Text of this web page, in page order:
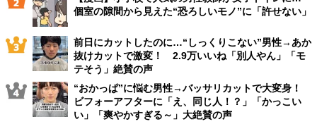
個室の隙間から見えた“恐ろしいモノ”に「許せない」
前日にカットしたのに…“しっくりこない”男性→あか
抜けカットで激変！ 2.9万いいね「別人やん」「モ
テそう」絶賛の声
“おかっぱ”に悩む男性→バッサリカットで大変身！
ビフォーアフターに「え、同じ人！？」「かっこい
い」「爽やかすぎる～」大絶賛の声